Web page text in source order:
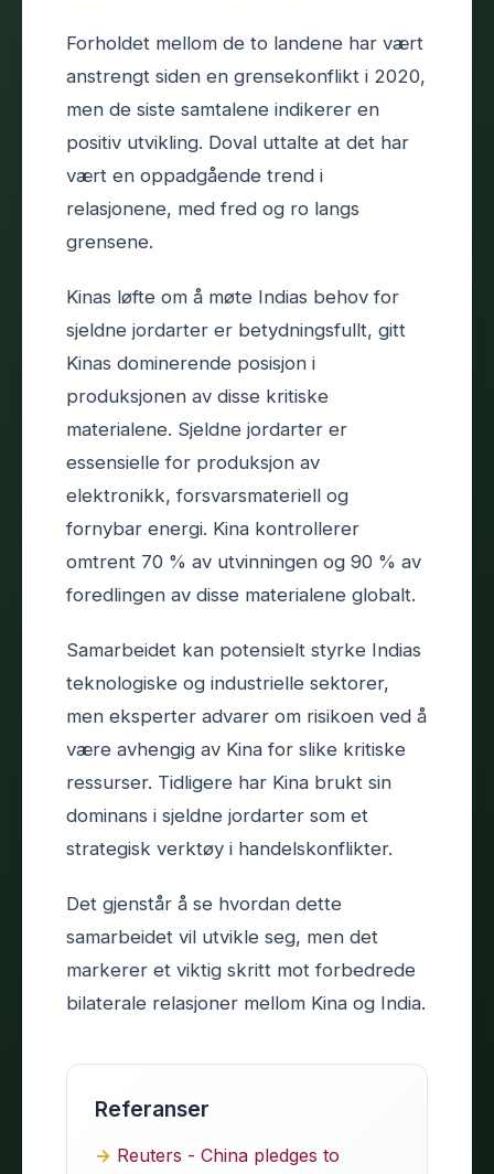
Forholdet mellom de to landene har vært
anstrengt siden en grensekonflikt i 2020,
men de siste samtalene indikerer en
positiv utvikling. Doval uttalte at det har
vært en oppadgående trend i
relasjonene, med fred og ro langs
grensene.
Kinas løfte om å møte Indias behov for
sjeldne jordarter er betydningsfullt, gitt
Kinas dominerende posisjon i
produksjonen av disse kritiske
materialene. Sjeldne jordarter er
essensielle for produksjon av
elektronikk, forsvarsmateriell og
fornybar energi. Kina kontrollerer
omtrent 70 % av utvinningen og 90 % av
foredlingen av disse materialene globalt.
Samarbeidet kan potensielt styrke Indias
teknologiske og industrielle sektorer,
men eksperter advarer om risikoen ved å
være avhengig av Kina for slike kritiske
ressurser. Tidligere har Kina brukt sin
dominans i sjeldne jordarter som et
strategisk verktøy i handelskonflikter.
Det gjenstår å se hvordan dette
samarbeidet vil utvikle seg, men det
markerer et viktig skritt mot forbedrede
bilaterale relasjoner mellom Kina og India.
Referanser
Reuters - China pledges to